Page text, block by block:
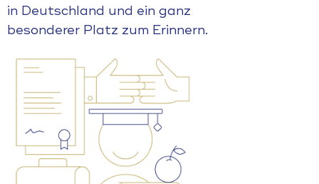
in Deutschland und ein ganz
besonderer Platz zum Erinnern.